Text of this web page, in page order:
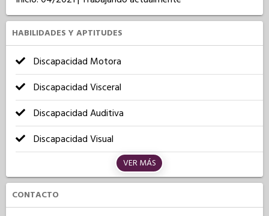
HABILIDADES Y APTITUDES
Discapacidad Motora
Discapacidad Visceral
Discapacidad Auditiva
Discapacidad Visual
VER MÁS
CONTACTO